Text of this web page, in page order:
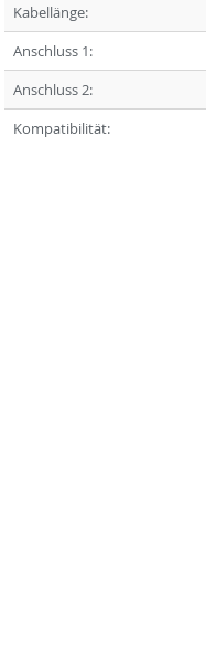
Kabellänge:
Anschluss 1:
Anschluss 2:
Kompatibilität: